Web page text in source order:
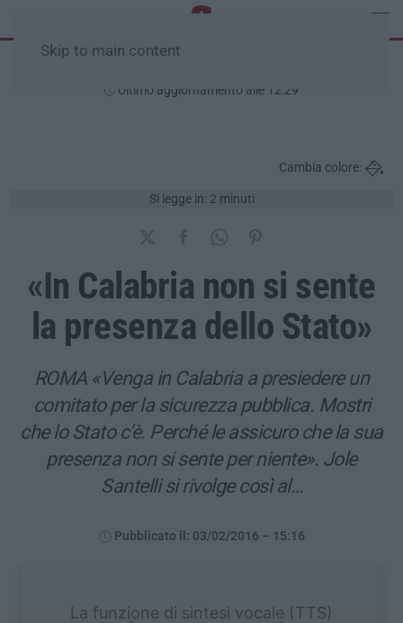
Skip to main content
Ultimo aggiornamento alle 12:29
Si legge in: 2 minuti
Cambia colore:
«In Calabria non si sente
la presenza dello Stato»
ROMA «Venga in Calabria a presiedere un
comitato per la sicurezza pubblica. Mostri
che lo Stato c’è. Perché le assicuro che la sua
presenza non si sente per niente». Jole
Santelli si rivolge così al…
Pubblicato il: 03/02/2016 – 15:16
La funzione di sintesi vocale (TTS)